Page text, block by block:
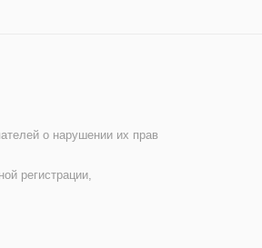
о нарушении их прав
регистрации,